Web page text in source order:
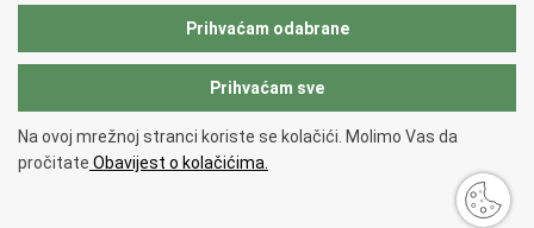
Državne nekretnine d.o.o.
Copyright © 2026 Ministarstvo prostornoga uređenja, graditeljstva i
državne imovine.
Uvjeti korištenja.Izjava o pristupačnosti
Prihvaćam odabrane
Prihvaćam sve
Na ovoj mrežnoj stranci koriste se kolačići. Molimo Vas da
pročitate Obavijest o kolačićima.